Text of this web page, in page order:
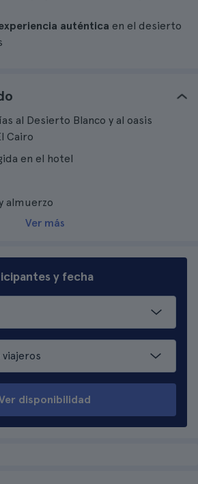
auténtica en el desierto
al Desierto Blanco y al oasis
Cairo
en el hotel
almuerzo
Ver más
y fecha
disponibilidad